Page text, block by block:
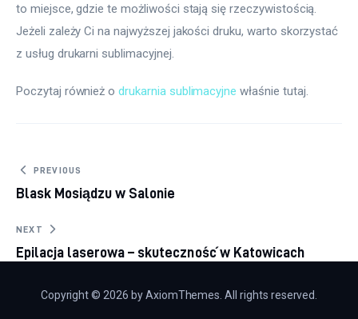
to miejsce, gdzie te możliwości stają się rzeczywistością.
Jeżeli zależy Ci na najwyższej jakości druku, warto skorzystać
z usług drukarni sublimacyjnej.
Poczytaj również o drukarnia sublimacyjne właśnie tutaj.
Nawigacja
wpisu
PREVIOUS
Blask Mosiądzu w Salonie
NEXT
Epilacja laserowa – skuteczność w Katowicach
Copyright © 2026 by AxiomThemes. All rights reserved.